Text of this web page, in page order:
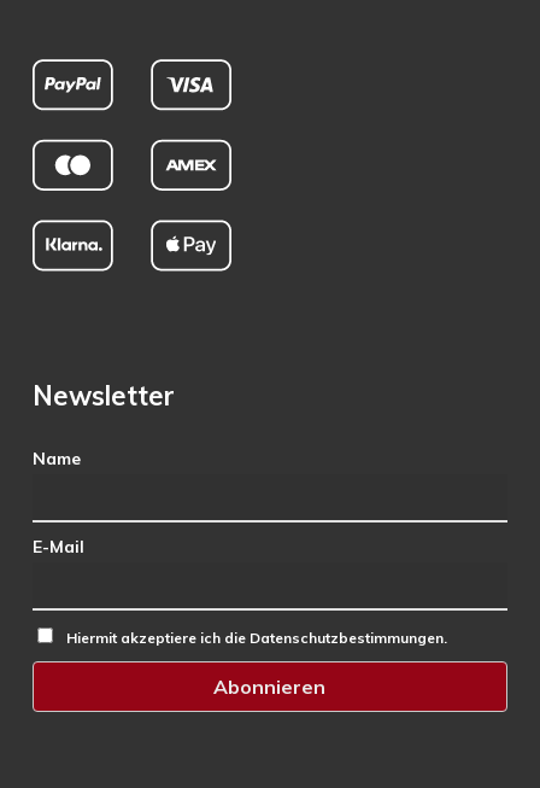
Newsletter
Name
E-Mail
Hiermit akzeptiere ich die Datenschutzbestimmungen.